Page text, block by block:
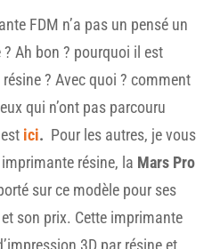
FDM n’a pas un pensé un
Ah bon ? pourquoi il est
? Avec quoi ? comment
qui n’ont pas parcouru
ici. Pour les autres, je vous
résine, la Mars Pro
sur ce modèle pour ses
son prix. Cette imprimante